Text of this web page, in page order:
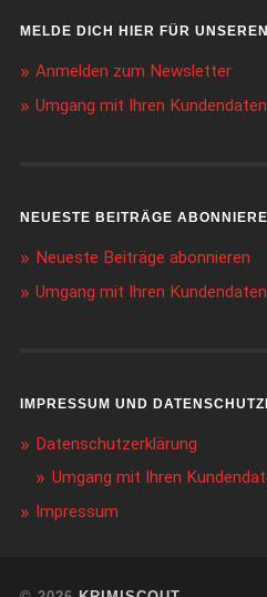
MELDE DICH HIER FÜR
Anmelden zum Newsletter
Umgang mit Ihren Kundendaten
NEUESTE BEITRÄGE
Neueste Beiträge abonnieren
Umgang mit Ihren Kundendaten
IMPRESSUM UND
Datenschutzerklärung
Umgang mit Ihren
Impressum